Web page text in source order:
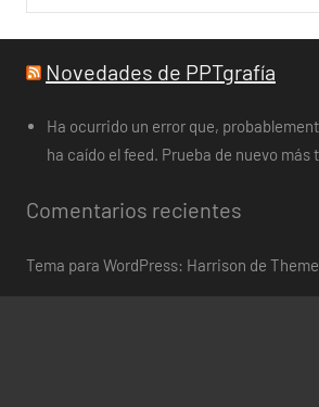
Novedades de PPTgrafía
Ha ocurrido un error que,
ha caído el feed. Prueba de nuevo más
Comentarios recientes
Tema para WordPress: Harrison de